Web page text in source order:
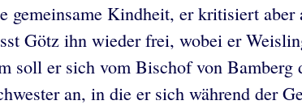
Kindheit, er kritisiert
Götz ihn wieder frei, wobei er
er sich vom Bischof von Bamberg
an, in die er sich während der